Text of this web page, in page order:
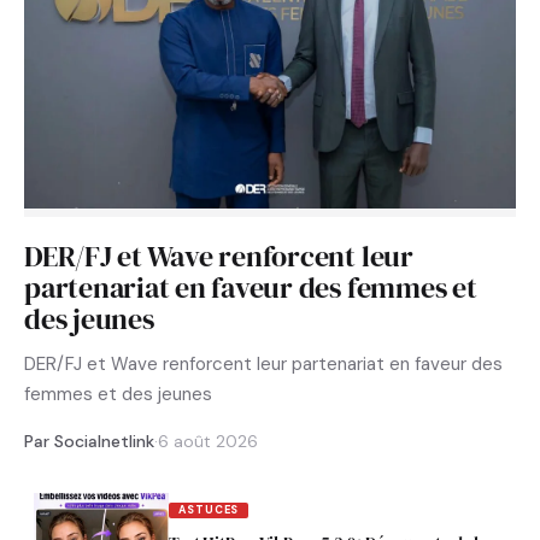
DER/FJ et Wave renforcent leur
partenariat en faveur des femmes et
des jeunes
DER/FJ et Wave renforcent leur partenariat en faveur des
femmes et des jeunes
Par Socialnetlink·6 août 2026
ASTUCES